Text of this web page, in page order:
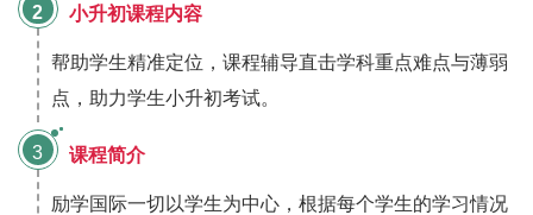
2 小升初课程内容
帮助学生精准定位，课程辅导直击学科重点难点与薄弱
点，助力学生小升初考试。
3 课程简介
励学国际一切以学生为中心，根据每个学生的学习情况